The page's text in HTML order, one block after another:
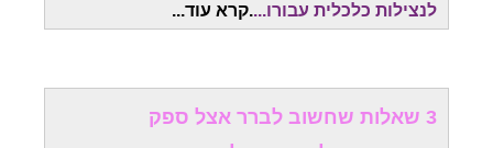
לנצילות כלכלית עבורו....קרא עוד...
3 שאלות שחשוב לברר אצל ספק